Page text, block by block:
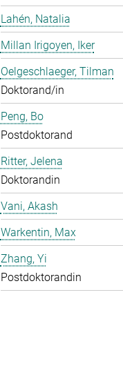
Lahén, Natalia
Millan Irigoyen, Iker
Oelgeschlaeger, Tilman
Doktorand/in
Peng, Bo
Postdoktorand
Ritter, Jelena
Doktorandin
Vani, Akash
Warkentin, Max
Zhang, Yi
Postdoktorandin